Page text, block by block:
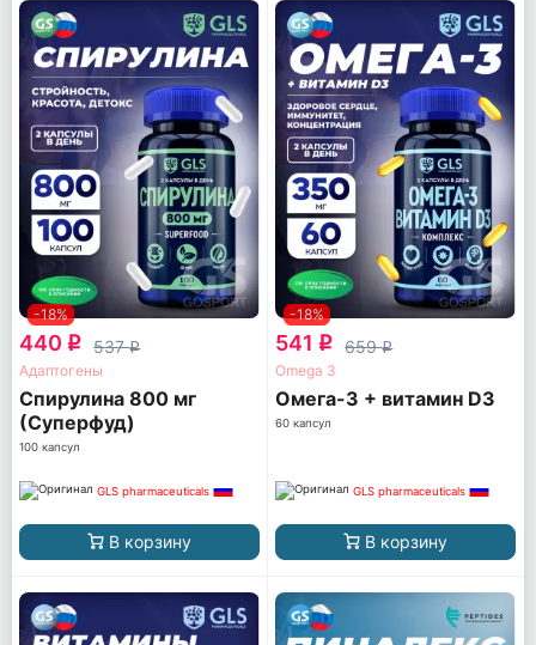
-18%
440 q 537q
Адаптогены
Спирулина 800 мг
(Суперфуд)
100 капсул
GLS pharmaceuticals
В корзину
-18%
541 q 659q
Omega 3
Омега-3 + витамин D3
60 капсул
GLS pharmaceuticals
В корзину